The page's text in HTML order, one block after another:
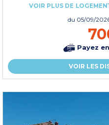
VOIR PLUS DE
du 05/09/
Payez
VOIR LES